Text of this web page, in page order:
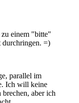
einem "bitte"
=)
parallel im
Ich will keine
aber ich